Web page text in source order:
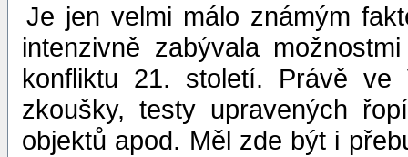
Je jen velmi málo známým
intenzivně zabývala
konfliktu 21. století. Právě ve
zkoušky, testy upravených
objektů apod. Měl zde být i